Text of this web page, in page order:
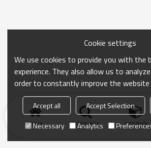
Inicio búsqueda categoría
Cookie settings
We use cookies to provide you with the
experience. They also allow us to
order to constantly improve the
Accept all Accept Selection
Necessary
Analytics